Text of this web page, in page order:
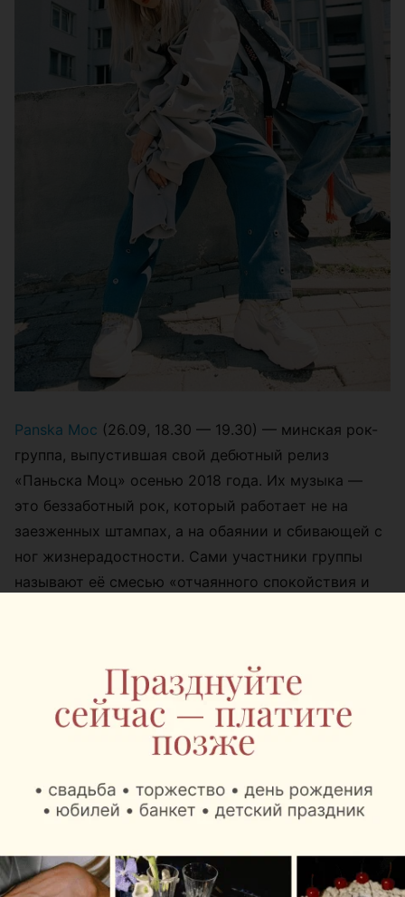
Panska Moc (26.09, 18.30 — 19.30) — минская рок-
группа, выпустившая свой дебютный релиз
«Паньска Моц» осенью 2018 года. Их музыка —
это беззаботный рок, который работает не на
заезженных штампах, а на обаянии и сбивающей с
ног жизнерадостности. Сами участники группы
называют её смесью «отчаянного спокойствия и